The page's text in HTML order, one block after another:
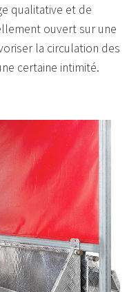
qualitative et de
ouvert sur une
la circulation des
certaine intimité.